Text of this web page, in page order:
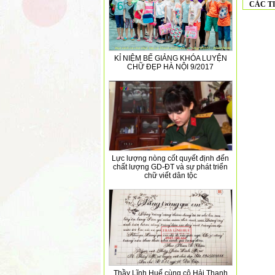
KỈ NIỆM BẾ GIẢNG KHÓA LUYỆN
CHỮ ĐẸP HÀ NỘI 9/2017
Lực lượng nòng cốt quyết định đến
chất lượng GD-ĐT và sự phát triển
chữ viết dân tộc
Thầy Lĩnh Huế cùng cô Hải Thanh
CÁC